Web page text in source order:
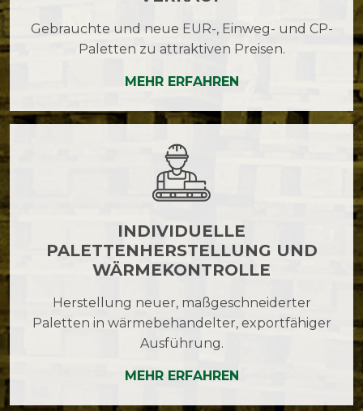
Gebrauchte und neue EUR-, Einweg- und CP-
Paletten zu attraktiven Preisen.
MEHR ERFAHREN
INDIVIDUELLE
PALETTENHERSTELLUNG UND
WÄRMEKONTROLLE
Herstellung neuer, maßgeschneiderter
Paletten in wärmebehandelter, exportfähiger
Ausführung.
MEHR ERFAHREN